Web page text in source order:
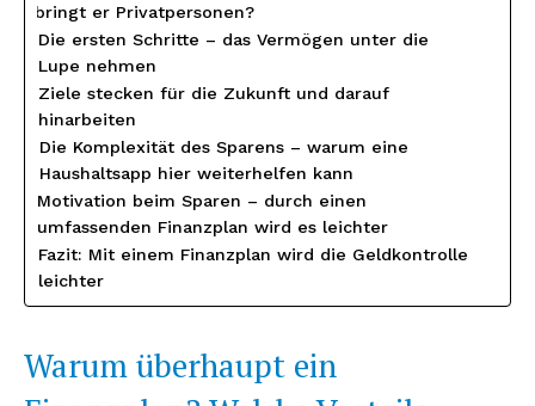
bringt er Privatpersonen?
Die ersten Schritte – das Vermögen unter die
Lupe nehmen
Ziele stecken für die Zukunft und darauf
hinarbeiten
Die Komplexität des Sparens – warum eine
Haushaltsapp hier weiterhelfen kann
Motivation beim Sparen – durch einen
umfassenden Finanzplan wird es leichter
Fazit: Mit einem Finanzplan wird die Geldkontrolle
leichter
Warum überhaupt ein